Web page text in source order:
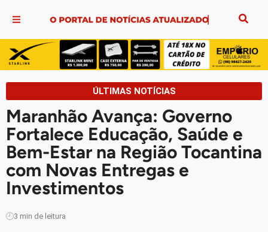
ÚLTIMAS NOTÍCIAS
Maranhão Avança: Governo
Fortalece Educação, Saúde e
Bem-Estar na Região Tocantina
com Novas Entregas e
Investimentos
3 min de leitura